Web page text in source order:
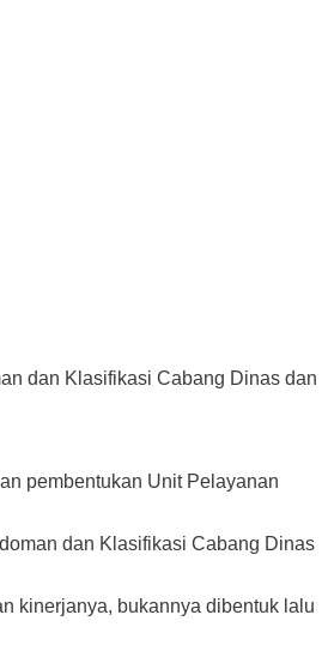
dan Klasifikasi Cabang Dinas dan
pembentukan Unit Pelayanan
dan Klasifikasi Cabang Dinas
kinerjanya, bukannya dibentuk lalu